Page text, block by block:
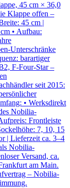
45 cm × 36,0
Klappe offen –
45 cm |
• Aufbau:
Unterschränke
barartiger
F-Four-Star –
seit 2015:
• Werksdirekt
Nobilia-
Frontleiste
7, 10, 15
| Lieferzeit ca. 3–4
Nobilia-
Versand, ca.
am Main.
– Nobilia-